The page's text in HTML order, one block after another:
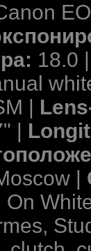
18.0 |
|
|
|
On